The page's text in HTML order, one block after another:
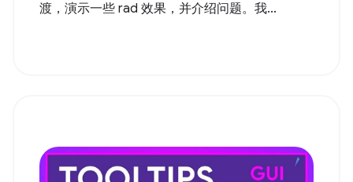
渡，演示一些 rad 效果，并介绍问题。我...